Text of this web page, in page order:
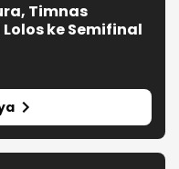
Timnas
ke Semifinal